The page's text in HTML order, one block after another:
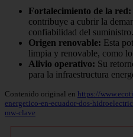
Fortalecimiento de la red:
contribuye a cubrir la
confiabilidad del suministro.
Origen renovable: Esta
limpia y renovable, como
Alivio operativo: Su
para la infraestructura
Contenido original en https://
energetico-en-ecuador-dos-
mw-clave